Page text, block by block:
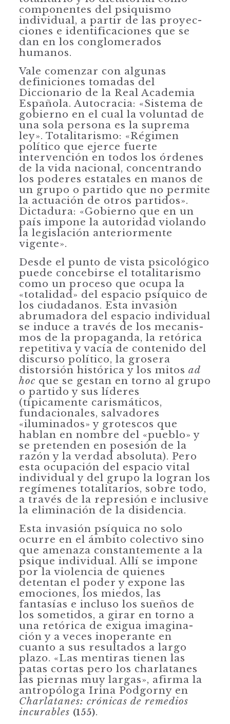
componentes del psiquismo
individual, a partir de las proyec­
ciones e identificaciones que se
dan en los conglomerados
humanos.
Vale comenzar con algunas
definiciones tomadas del
Diccionario de la Real Academia
Española. Autocracia: «Sistema de
gobierno en el cual la voluntad de
una sola persona es la suprema
ley». Totalitarismo: «Régimen
político que ejerce fuerte
intervención en todos los órdenes
de la vida nacional, concentran­do
los poderes estatales en manos de
un grupo o partido que no permite
la ac­tuación de otros partidos».
Dictadura: «Gobierno que en un
país impone la autoridad violando
la legislación anteriormente
vigente».
Desde el punto de vista psicológico
puede concebirse el totalitarismo
como un proceso que ocupa la
«totalidad» del espacio psíquico de
los ciudadanos. Esta invasión
abrumadora del espacio individual
se induce a través de los mecanis­
mos de la propaganda, la retórica
repetitiva y vacía de contenido del
discurso político, la grosera
distorsión histórica y los mitos ad
hoc que se gestan en torno al grupo
o partido y sus líderes
(típicamente carismáticos,
fundacionales, sal­vadores
«iluminados» y grotescos que
hablan en nombre del «pueblo» y
se pretenden en posesión de la
razón y la verdad absoluta). Pero
esta ocupación del espacio vital
individual y del grupo la logran los
regímenes totalitarios, sobre todo,
a través de la represión e inclusive
la eliminación de la disidencia.
Esta invasión psíquica no solo
ocurre en el ámbito colectivo sino
que amenaza constantemente a la
psique individual. Allí se impone
por la violencia de quie­nes
detentan el poder y expone las
emociones, los miedos, las
fantasías e incluso los sueños de
los sometidos, a girar en torno a
una retórica de exigua imagina­
ción y a veces inoperante en
cuanto a sus resultados a largo
plazo. «Las mentiras tienen las
patas cortas pero los charlatanes
las piernas muy largas», afirma la
antropóloga Irina Podgorny en
Charlatanes: crónicas de remedios
incurables (155).